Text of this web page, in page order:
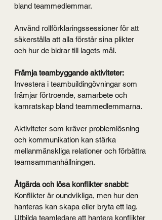
bland teammedlemmar.
Använd rollförklaringssessioner för att
säkerställa att alla förstår sina plikter
och hur de bidrar till lagets mål.
Främja teambyggande aktiviteter:
Investera i teambuildingövningar som
främjar förtroende, samarbete och
kamratskap bland teammedlemmarna.
Aktiviteter som kräver problemlösning
och kommunikation kan stärka
mellanmänskliga relationer och förbättra
teamsammanhållningen.
Åtgärda och lösa konflikter snabbt:
Konflikter är oundvikliga, men hur den
hanteras kan skapa eller bryta ett lag.
Utbilda teamledare att hantera konflikter